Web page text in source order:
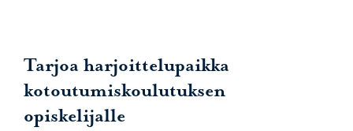
Tarjoa harjoittelupaikka
kotoutumiskoulutuksen
opiskelijalle